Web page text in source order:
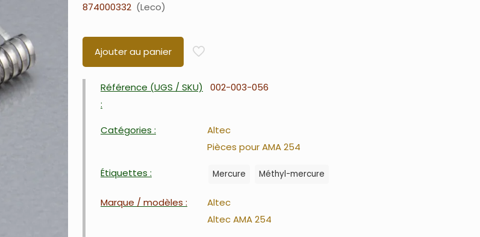
874000332
Leco
Ajouter au panier
Référence (UGS / SKU)
:
002-003-056
Catégories :
Altec
Pièces pour AMA 254
Étiquettes : Mercure Méthyl-mercure
Marque / modèles :
Altec
Altec AMA 254